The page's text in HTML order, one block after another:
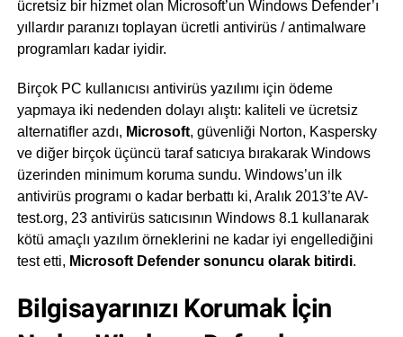
ücretsiz bir hizmet olan Microsoft’un Windows Defender’ı
yıllardır paranızı toplayan ücretli antivirüs / antimalware
programları kadar iyidir.
Birçok PC kullanıcısı antivirüs yazılımı için ödeme
yapmaya iki nedenden dolayı alıştı: kaliteli ve ücretsiz
alternatifler azdı, Microsoft, güvenliği Norton, Kaspersky
ve diğer birçok üçüncü taraf satıcıya bırakarak Windows
üzerinden minimum koruma sundu. Windows’un ilk
antivirüs programı o kadar berbattı ki, Aralık 2013’te AV-
test.org, 23 antivirüs satıcısının Windows 8.1 kullanarak
kötü amaçlı yazılım örneklerini ne kadar iyi engellediğini
test etti, Microsoft Defender sonuncu olarak bitirdi.
Bilgisayarınızı Korumak İçin